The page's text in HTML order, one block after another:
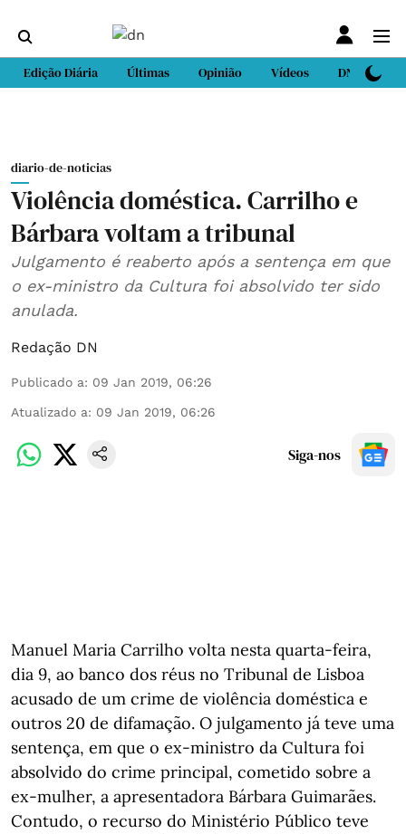
Edição Diária Últimas Opinião Vídeos DN Sport
diario-de-noticias
Violência doméstica. Carrilho e
Bárbara voltam a tribunal
Julgamento é reaberto após a sentença em que
o ex-ministro da Cultura foi absolvido ter sido
anulada.
Redação DN
Publicado a: 09 Jan 2019, 06:26
Atualizado a: 09 Jan 2019, 06:26
Siga-nos
Manuel Maria Carrilho volta nesta quarta-feira,
dia 9, ao banco dos réus no Tribunal de Lisboa
acusado de um crime de violência doméstica e
outros 20 de difamação. O julgamento já teve uma
sentença, em que o ex-ministro da Cultura foi
absolvido do crime principal, cometido sobre a
ex-mulher, a apresentadora Bárbara Guimarães.
Contudo, o recurso do Ministério Público teve